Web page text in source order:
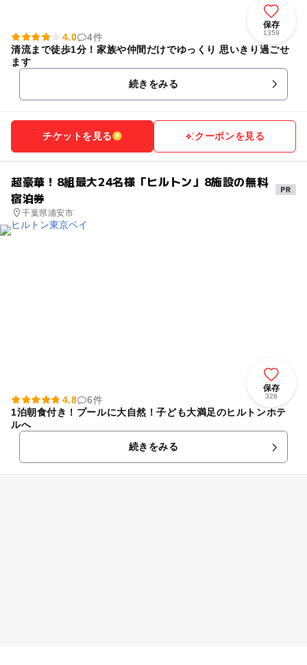
保存
1359
4.0
4件
清流まで徒歩1分！家族や仲間だけでゆっくり 思いきり過ごせ
ます
続きをみる
チケットを見る クーポンを見る
超豪華！8組最大24名様「ヒルトン」8施設の無料
宿泊券
千葉県浦安市
保存
326
4.8
6件
1泊朝食付き！プールに大自然！子ども大満足のヒルトンホテ
ルへ
続きをみる